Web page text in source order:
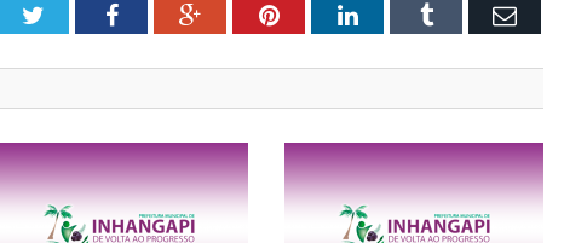
TwitterFacebookGoogle+PinterestLinkedInTumblr Email